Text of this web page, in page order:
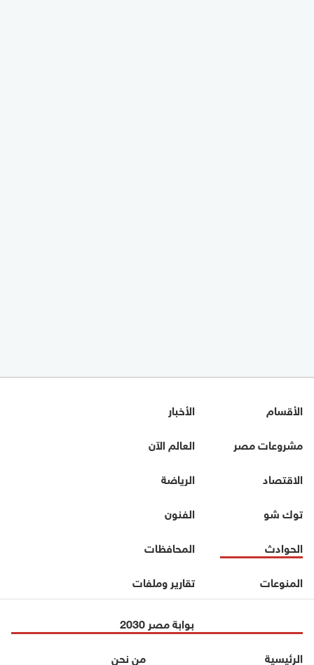
الأقسام
الأخبار
مشروعات مصر
العالم الآن
الاقتصاد
الرياضة
توك شو
الفنون
الحوادث
المحافظات
المنوعات
تقارير وملفات
بوابة مصر 2030
الرئيسية
من نحن